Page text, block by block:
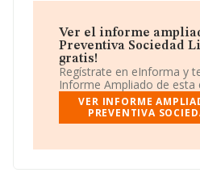
piscinas. la prestación de
prestación de servicios de
registrada como Sociedad
es '%cnae%' con código 8699.
actividad en mercados
La empresaSanidad
con CIF B44759736, está
13 C-13 27 E Esc.2 30,
Ver el informe
Preventiva Sociedad
gratis!
Regístrate en eInforma y
Informe Ampliado de esta
VER INFORME
PREVENTIVA